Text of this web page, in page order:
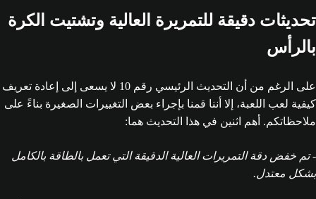
تحديثات دقيقة للتمريرة العالية وتشتيت الكرة
بالرأس
على الرغم من أن التحديث الرئيسي رقم 10 لا يسعى إلى إعادة تعريف
كيفية لعب اللعبة، إلا أننا قمنا بإجراء بعض التغييرات الصغيرة بناءً على
ملاحظاتكم. أهم اثنين في هذا التحديث هما:
- تم خفض دقة التمريرات العالية الدقيقة التي تعمل بالطاقة بالكامل
بشكل معتدل.